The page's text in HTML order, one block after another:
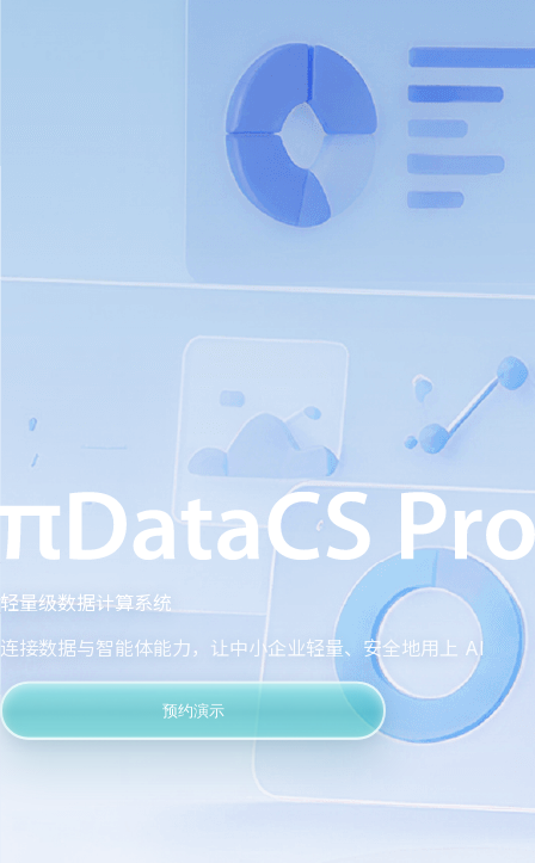
轻量级数据计算系统
连接数据与智能体能力，让中小企业轻量、安全地用上 AI
预约演示